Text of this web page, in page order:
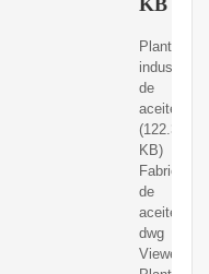
Planta
industrial
de
aceite.
(122.33
KB)
Fabrica
de
aceite
dwg
Viewer